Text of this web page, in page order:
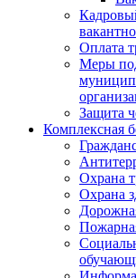
Оплата
Меры
Защита
Комплексная
Охрана
Охрана